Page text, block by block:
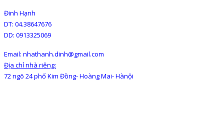
Đinh Hạnh
DT: 04.38647676
DD: 0913325069
Email: nhathanh.dinh@gmail.com
Địa chỉ nhà riêng:
72 ngõ 24 phố Kim Đồng- Hoàng Mai- Hànội